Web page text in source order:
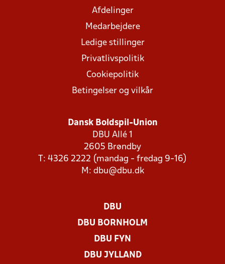
Afdelinger
Medarbejdere
Ledige stillinger
Privatlivspolitik
Cookiepolitik
Betingelser og vilkår
Dansk Boldspil-Union
DBU Allé 1
2605 Brøndby
T: 4326 2222 (mandag - fredag 9-16)
M: dbu@dbu.dk
DBU
DBU BORNHOLM
DBU FYN
DBU JYLLAND